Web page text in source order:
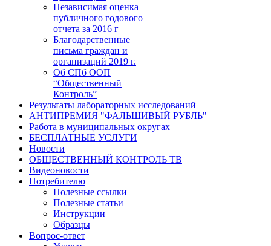
Независимая оценка
публичного годового
отчета за 2016 г
Благодарственные
письма граждан и
организаций 2019 г.
Об СПб ООП
“Общественный
Контроль”
Результаты лабораторных исследований
АНТИПРЕМИЯ "ФАЛЬШИВЫЙ РУБЛЬ"
Работа в муниципальных округах
БЕСПЛАТНЫЕ УСЛУГИ
Новости
ОБЩЕСТВЕННЫЙ КОНТРОЛЬ ТВ
Видеоновости
Потребителю
Полезные ссылки
Полезные статьи
Инструкции
Образцы
Вопрос-ответ